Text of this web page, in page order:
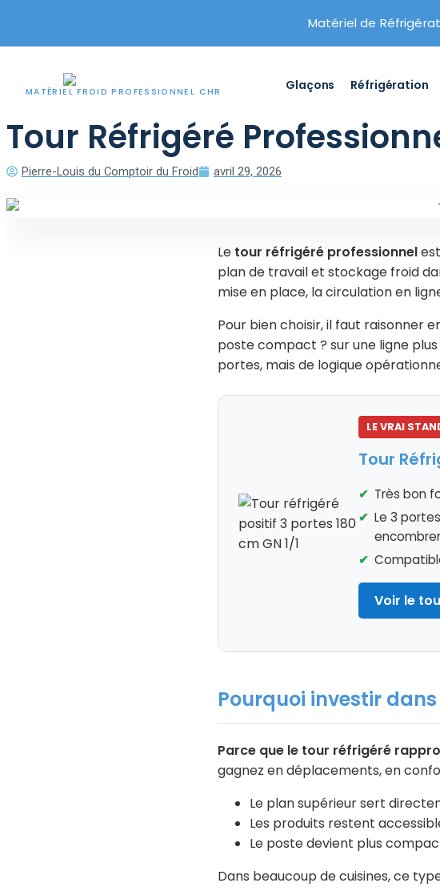
Aller
au
contenu
Matériel de
MATÉRIEL FROID PROFESSIONNEL CHR Glaçons Réfrigération
VOTRE SÉLECTION
Panier ×
TVA déductible avant paiement
Paiement par carte, SEPA, Paypal, etc.
Assistance avant et après achat
Commander
Tour Réfrigéré
Pierre-Louis du Comptoir du Froid avril 29, 2026
Le tour réfrigéré professionnel
plan de travail et stockage froid
mise en place, la circulation en
Pour bien choisir, il faut raisonner
poste compact ? sur une ligne
portes, mais de logique
LE VRAI
Tour
Très bon
Le 3
Voir le
Pourquoi investir
Parce que le tour réfrigéré
gagnez en déplacements, en
Le plan supérieur sert
Les produits restent
Le poste devient plus
Dans beaucoup de cuisines, ce